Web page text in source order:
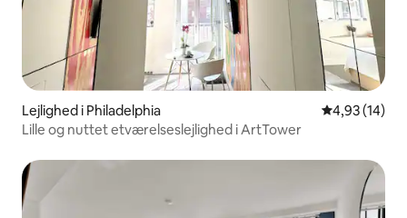
Lejlighed i Philadelphia 4,93 ud af 5
4,93 (14)
Lille og nuttet etværelseslejlighed i ArtTower